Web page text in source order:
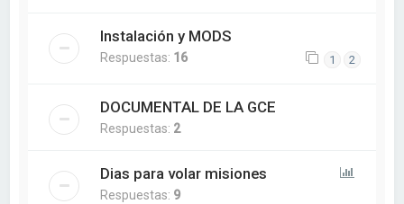
Instalación y MODS
Respuestas: 16 1 2
DOCUMENTAL DE LA GCE
Respuestas: 2
Dias para volar misiones
Respuestas: 9